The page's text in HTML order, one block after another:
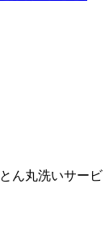
ん丸洗いサービ